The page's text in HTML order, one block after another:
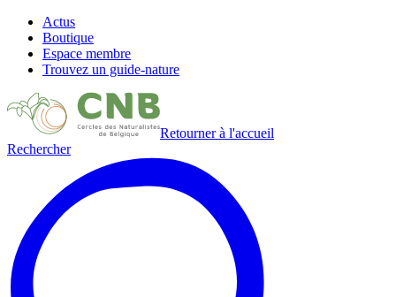
Actus
Boutique
Espace membre
Trouvez un guide-nature
Retourner à l'accueil
Rechercher